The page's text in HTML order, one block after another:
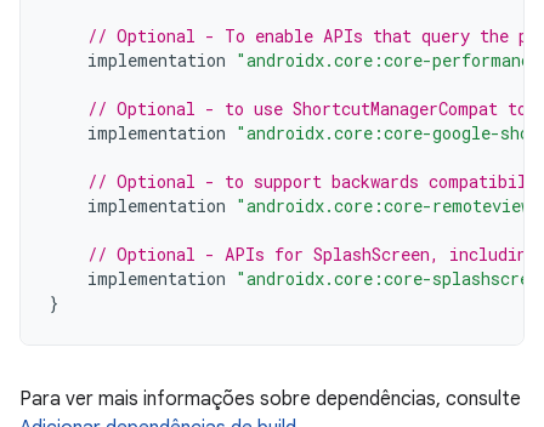
// Optional - To enable APIs that query the
implementation "androidx.core:core-
// Optional - to use ShortcutManagerCompat to
implementation "androidx.core:core-google-
// Optional - to support backwards
implementation "androidx.core:core-
// Optional - APIs for SplashScreen,
implementation "androidx.core:core-
}
Para ver mais informações sobre dependências, consulte